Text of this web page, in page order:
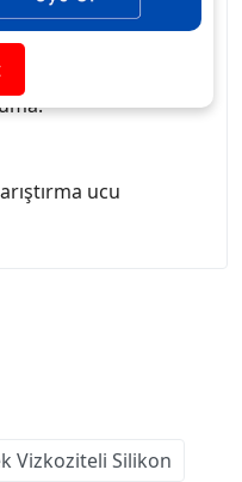
vizkositeli tek
HD+ Light Fast
Opak pigmentler
ucu
Vizkoziteli Silikon